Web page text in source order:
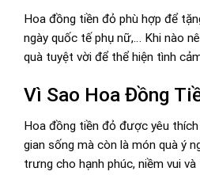
Hoa đồng tiền đỏ phù hợp để
ngày quốc tế phụ nữ,… Khi nào
quà tuyệt vời để thể hiện tình
Vì Sao Hoa Đồng
Hoa đồng tiền đỏ được yêu
gian sống mà còn là món quà ý
trưng cho hạnh phúc, niềm vui